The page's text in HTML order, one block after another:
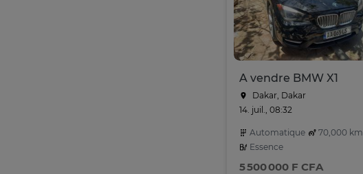
A vendre BMW X1
Dakar, Dakar
14. juil., 08:32
Automatique
70,000 km
Essence
5 500 000 F CFA